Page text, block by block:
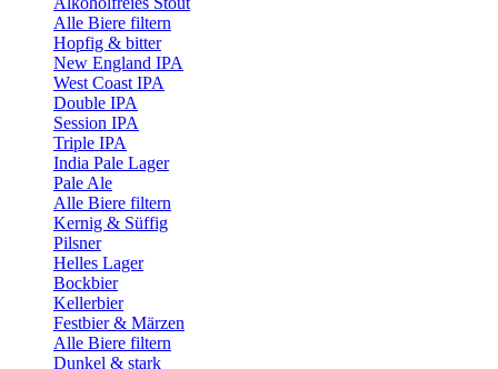
Alle Biere filtern
Hopfig & bitter
New England IPA
West Coast IPA
Double IPA
Session IPA
Triple IPA
India Pale Lager
Pale Ale
Alle Biere filtern
Kernig & Süffig
Pilsner
Helles Lager
Bockbier
Kellerbier
Festbier & Märzen
Alle Biere filtern
Dunkel & stark